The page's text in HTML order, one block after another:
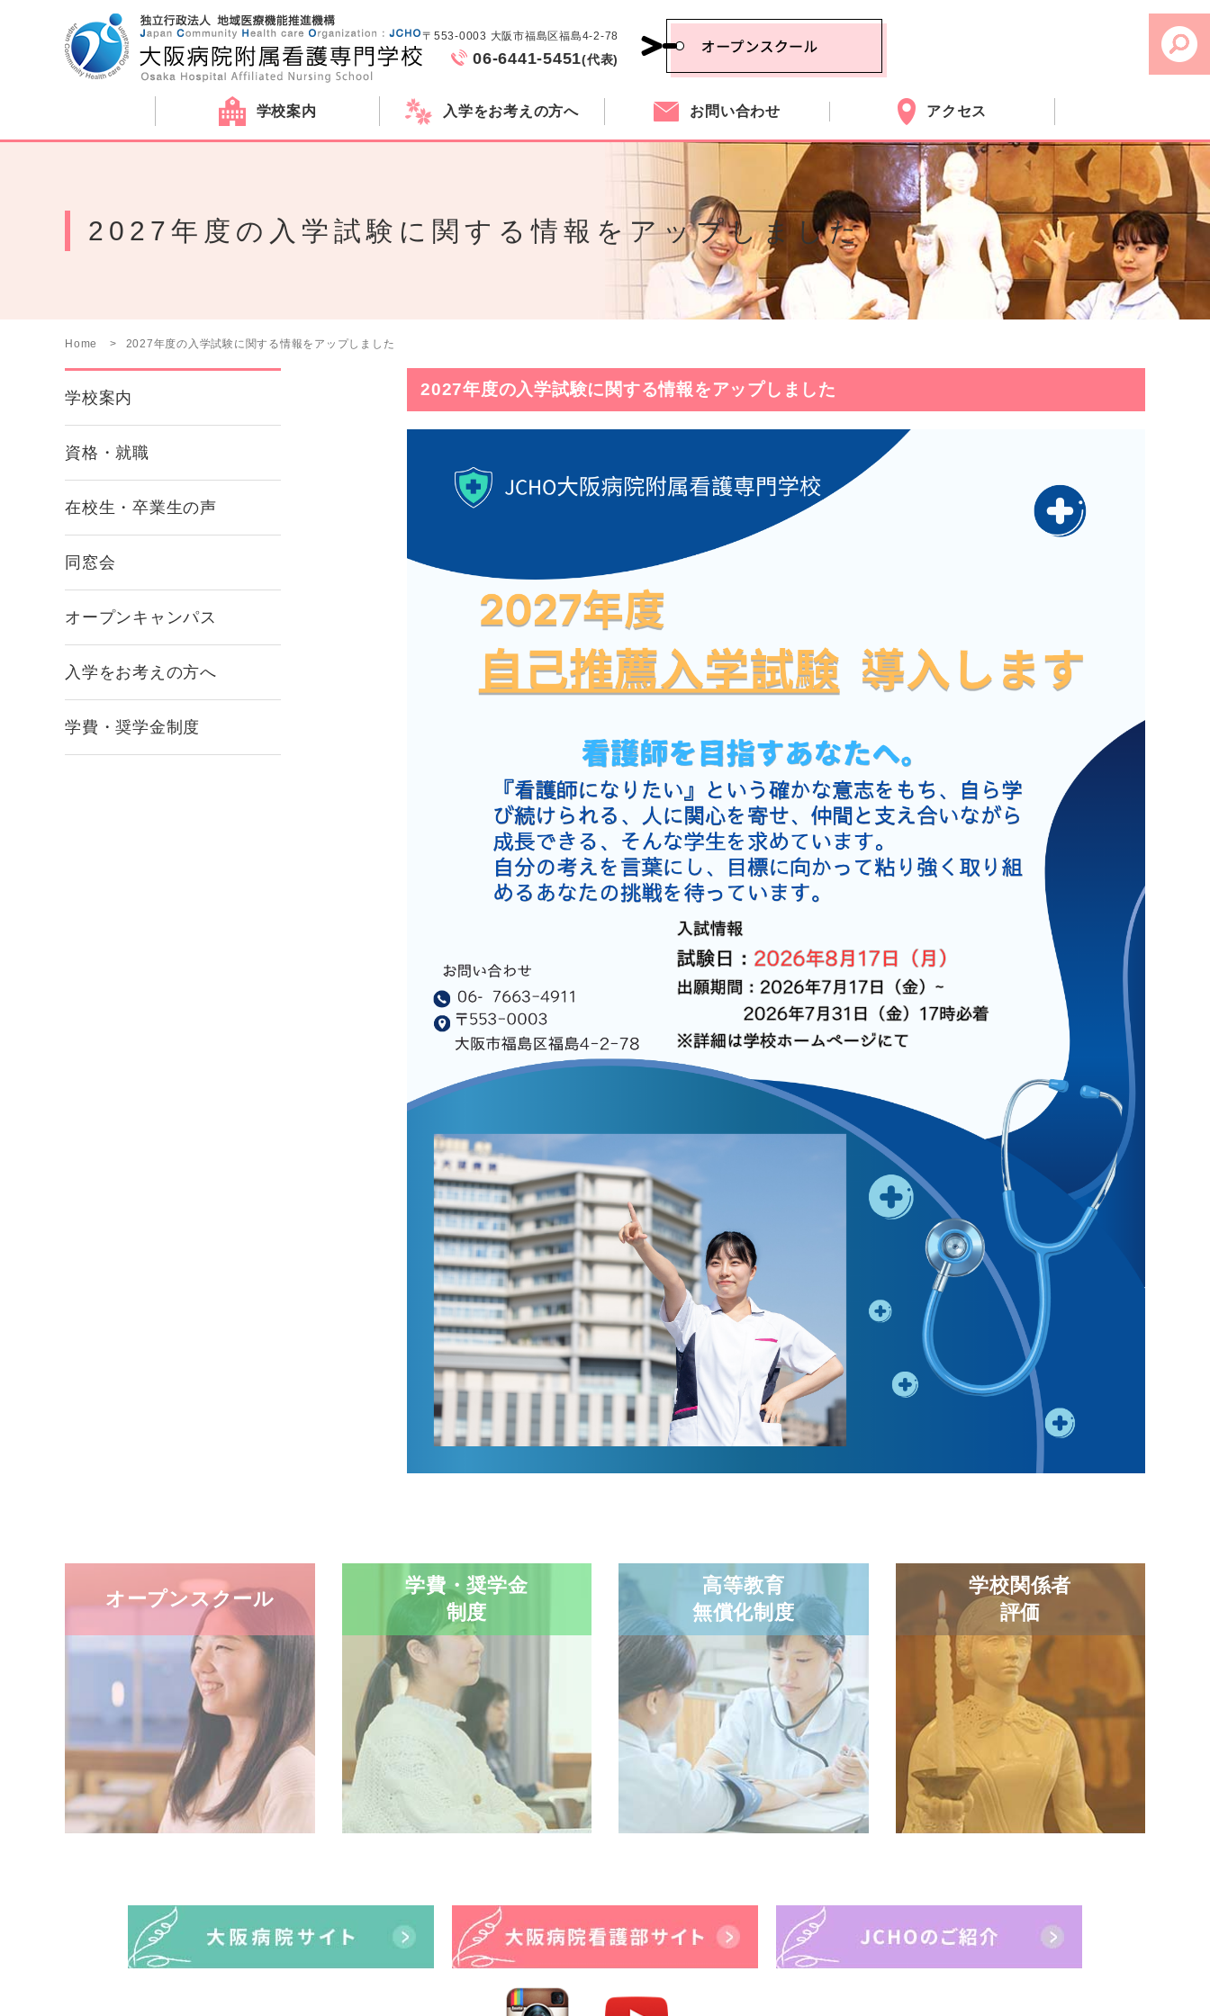
〒553-0003 大阪市福島区福島4-2-78
06-6441-5451(代表)
学校案内 入学をお考えの方へ お問い合わせ アクセス
2027年度の入学試験に関する情報をアップしました
Home 2027年度の入学試験に関する情報をアップしました
2027年度の入学試験に関する情報をアップしました
学校案内
資格・就職
在校生・卒業生の声
同窓会
オープンキャンパス
入学をお考えの方へ
学費・奨学金制度
オープンスクール
学費・奨学金
制度
高等教育
無償化制度
学校関係者
評価